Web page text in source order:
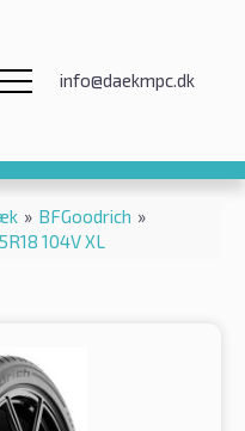
info@daekmpc.dk
» BFGoodrich »
104V XL